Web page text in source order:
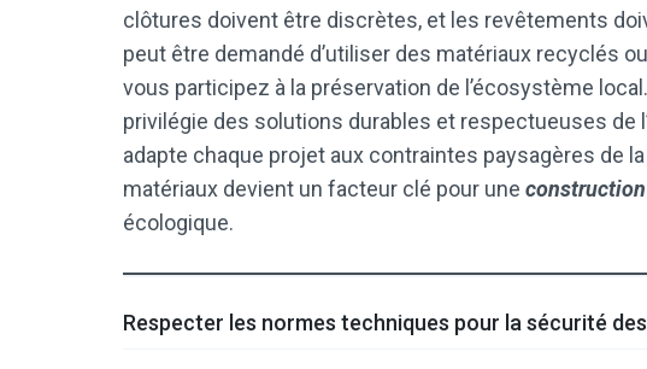
clôtures doivent être discrètes, et les revêtements
peut être demandé d’utiliser des matériaux recyclés
vous participez à la préservation de l’écosystème local.
privilégie des solutions durables et respectueuses de
adapte chaque projet aux contraintes paysagères de
matériaux devient un facteur clé pour une
écologique.
Respecter les normes techniques pour la sécurité